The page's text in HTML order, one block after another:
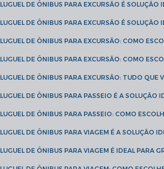
ALUGUEL DE ÔNIBUS PARA EXCURSÃO É
ALUGUEL DE ÔNIBUS PARA EXCURSÃO É
ALUGUEL DE ÔNIBUS PARA EXCURSÃO: COMO
ALUGUEL DE ÔNIBUS PARA EXCURSÃO: COMO
ALUGUEL DE ÔNIBUS PARA EXCURSÃO: TUDO QUE
ALUGUEL DE ÔNIBUS PARA PASSEIO É A
ALUGUEL DE ÔNIBUS PARA PASSEIO: COMO
ALUGUEL DE ÔNIBUS PARA VIAGEM É A SOLUÇÃO
ALUGUEL DE ÔNIBUS PARA VIAGEM É IDEAL PARA